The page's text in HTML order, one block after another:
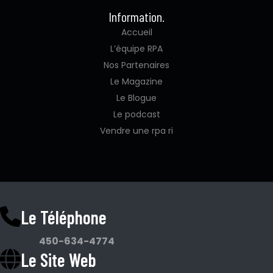
Information.
Accueil
L’équipe RPA
Nos Partenaires
Le Magazine
Le Blogue
Le podcast
Vendre une rpa ri
Le Téléphone
450-634-4774
Le Site Web